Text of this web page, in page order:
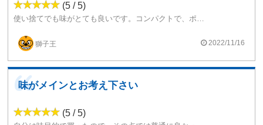
(5 / 5)
使い捨てでも味がとても良いです。コンパクトで、ポケットなどに入れても邪魔にならず、とても持ち運びにも便利です。
獅子王 2022/11/16
味がメインとお考え下さい
(5 / 5)